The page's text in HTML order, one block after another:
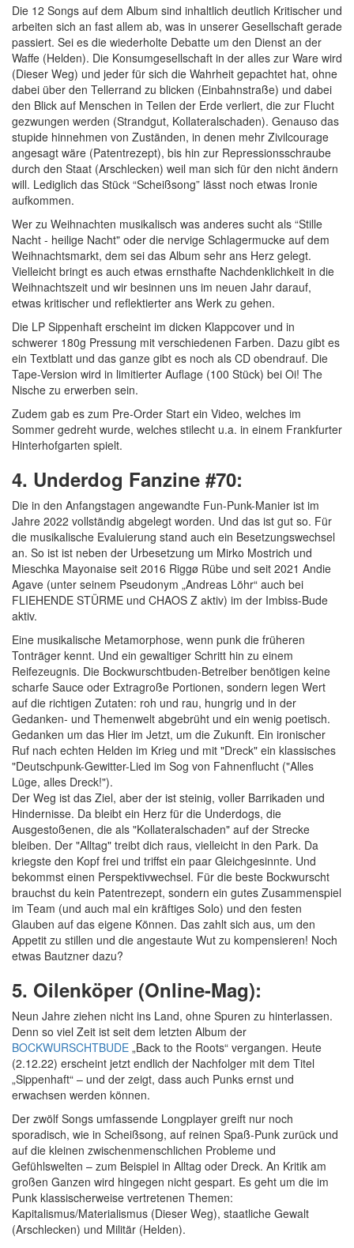
Die 12 Songs auf dem Album sind inhaltlich deutlich Kritischer und
arbeiten sich an fast allem ab, was in unserer Gesellschaft gerade
passiert. Sei es die wiederholte Debatte um den Dienst an der
Waffe (Helden). Die Konsumgesellschaft in der alles zur Ware wird
(Dieser Weg) und jeder für sich die Wahrheit gepachtet hat, ohne
dabei über den Tellerrand zu blicken (Einbahnstraße) und dabei
den Blick auf Menschen in Teilen der Erde verliert, die zur Flucht
gezwungen werden (Strandgut, Kollateralschaden). Genauso das
stupide hinnehmen von Zuständen, in denen mehr Zivilcourage
angesagt wäre (Patentrezept), bis hin zur Repressionsschraube
durch den Staat (Arschlecken) weil man sich für den nicht ändern
will. Lediglich das Stück “Scheißsong” lässt noch etwas Ironie
aufkommen.
Wer zu Weihnachten musikalisch was anderes sucht als “Stille
Nacht - heilige Nacht" oder die nervige Schlagermucke auf dem
Weihnachtsmarkt, dem sei das Album sehr ans Herz gelegt.
Vielleicht bringt es auch etwas ernsthafte Nachdenklichkeit in die
Weihnachtszeit und wir besinnen uns im neuen Jahr darauf,
etwas kritischer und reflektierter ans Werk zu gehen.
Die LP Sippenhaft erscheint im dicken Klappcover und in
schwerer 180g Pressung mit verschiedenen Farben. Dazu gibt es
ein Textblatt und das ganze gibt es noch als CD obendrauf. Die
Tape-Version wird in limitierter Auflage (100 Stück) bei Oi! The
Nische zu erwerben sein.
Zudem gab es zum Pre-Order Start ein Video, welches im
Sommer gedreht wurde, welches stilecht u.a. in einem Frankfurter
Hinterhofgarten spielt.
4. Underdog Fanzine #70:
Die in den Anfangstagen angewandte Fun-Punk-Manier ist im
Jahre 2022 vollständig abgelegt worden. Und das ist gut so. Für
die musikalische Evaluierung stand auch ein Besetzungswechsel
an. So ist ist neben der Urbesetzung um Mirko Mostrich und
Mieschka Mayonaise seit 2016 Riggø Rübe und seit 2021 Andie
Agave (unter seinem Pseudonym „Andreas Löhr“ auch bei
FLIEHENDE STÜRME und CHAOS Z aktiv) im der Imbiss-Bude
aktiv.
Eine musikalische Metamorphose, wenn punk die früheren
Tonträger kennt. Und ein gewaltiger Schritt hin zu einem
Reifezeugnis. Die Bockwurschtbuden-Betreiber benötigen keine
scharfe Sauce oder Extragroße Portionen, sondern legen Wert
auf die richtigen Zutaten: roh und rau, hungrig und in der
Gedanken- und Themenwelt abgebrüht und ein wenig poetisch.
Gedanken um das Hier im Jetzt, um die Zukunft. Ein ironischer
Ruf nach echten Helden im Krieg und mit "Dreck" ein klassisches
"Deutschpunk-Gewitter-Lied im Sog von Fahnenflucht ("Alles
Lüge, alles Dreck!").
Der Weg ist das Ziel, aber der ist steinig, voller Barrikaden und
Hindernisse. Da bleibt ein Herz für die Underdogs, die
Ausgestoßenen, die als "Kollateralschaden" auf der Strecke
bleiben. Der "Alltag" treibt dich raus, vielleicht in den Park. Da
kriegste den Kopf frei und triffst ein paar Gleichgesinnte. Und
bekommst einen Perspektivwechsel. Für die beste Bockwurscht
brauchst du kein Patentrezept, sondern ein gutes Zusammenspiel
im Team (und auch mal ein kräftiges Solo) und den festen
Glauben auf das eigene Können. Das zahlt sich aus, um den
Appetit zu stillen und die angestaute Wut zu kompensieren! Noch
etwas Bautzner dazu?
5. Oilenköper (Online-Mag):
Neun Jahre ziehen nicht ins Land, ohne Spuren zu hinterlassen.
Denn so viel Zeit ist seit dem letzten Album der
BOCKWURSCHTBUDE „Back to the Roots“ vergangen. Heute
(2.12.22) erscheint jetzt endlich der Nachfolger mit dem Titel
„Sippenhaft“ – und der zeigt, dass auch Punks ernst und
erwachsen werden können.
Der zwölf Songs umfassende Longplayer greift nur noch
sporadisch, wie in Scheißsong, auf reinen Spaß-Punk zurück und
auf die kleinen zwischenmenschlichen Probleme und
Gefühlswelten – zum Beispiel in Alltag oder Dreck. An Kritik am
großen Ganzen wird hingegen nicht gespart. Es geht um die im
Punk klassischerweise vertretenen Themen:
Kapitalismus/Materialismus (Dieser Weg), staatliche Gewalt
(Arschlecken) und Militär (Helden).